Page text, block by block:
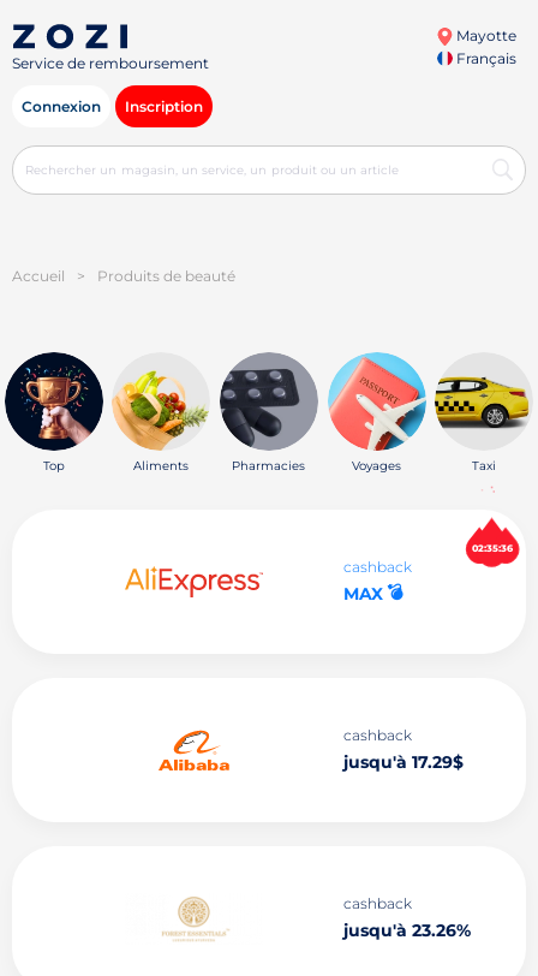
Service de remboursement
Mayotte
Français
Connexion Inscription
Accueil > Produits de beauté
Top Aliments Pharmacies Voyages Taxi
cashback
MAX💣
02:35:35
cashback
jusqu'à 17.29$
cashback
jusqu'à 23.26%